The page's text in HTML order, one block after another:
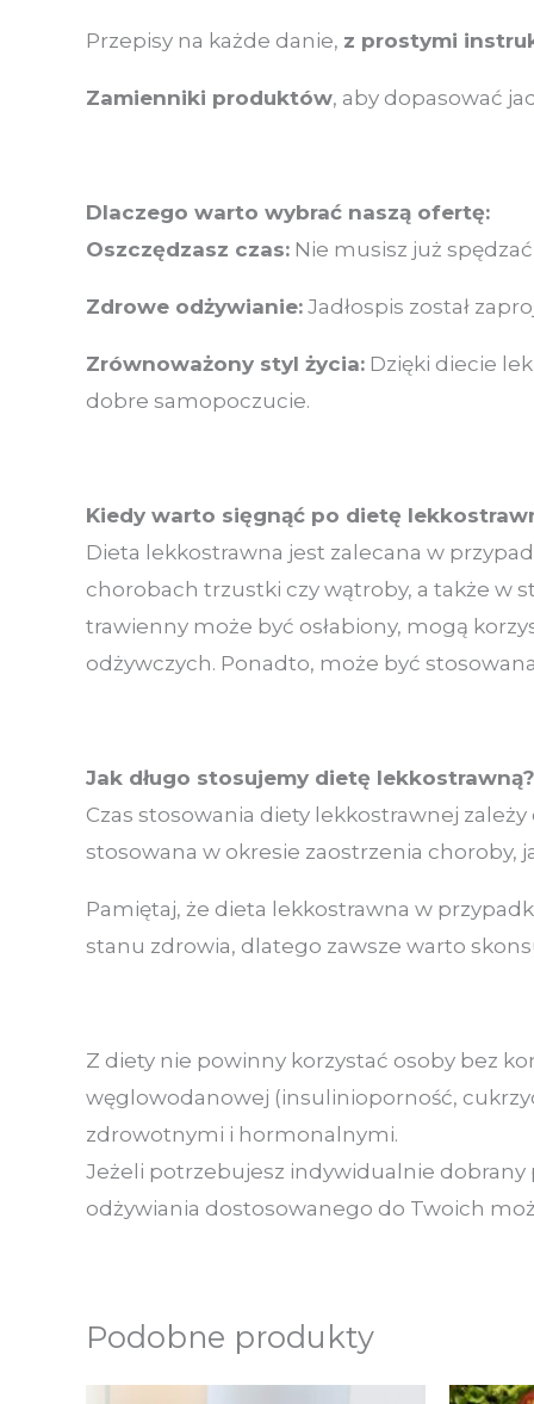
Przepisy na każde danie, z prostymi
Zamienniki produktów, aby dopasować
Dlaczego warto wybrać naszą ofertę:
Oszczędzasz czas: Nie musisz już
Zdrowe odżywianie: Jadłospis został
Zrównoważony styl życia: Dzięki diecie
dobre samopoczucie.
Kiedy warto sięgnąć po dietę
Dieta lekkostrawna jest zalecana w
chorobach trzustki czy wątroby, a także w
trawienny może być osłabiony, mogą
odżywczych. Ponadto, może być
Jak długo stosujemy dietę lekkostrawną?
Czas stosowania diety lekkostrawnej
stosowana w okresie zaostrzenia
Pamiętaj, że dieta lekkostrawna w
stanu zdrowia, dlatego zawsze warto
Z diety nie powinny korzystać osoby bez
węglowodanowej (insulinioporność,
zdrowotnymi i hormonalnymi.
Jeżeli potrzebujesz indywidualnie
odżywiania dostosowanego do Twoich
Podobne produkty